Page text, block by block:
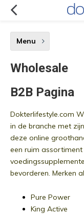
Menu
Wholesale
B2B Pagina
Dokterlifestyle.com
in de branche met
deze online
een ruim
bevorderen. Merken
Pure Power
King Active